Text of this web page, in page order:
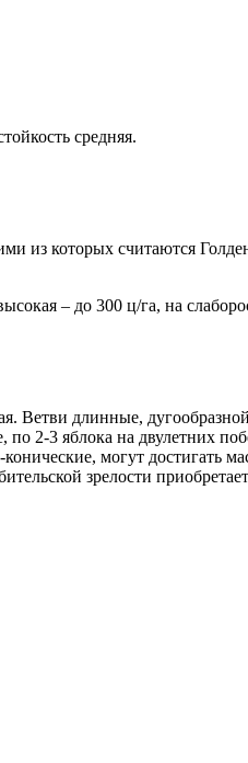
средняя.
из которых считаются
– до 300 ц/га, на
Ветви длинные,
2-3 яблока на двулетних
могут достигать
зрелости